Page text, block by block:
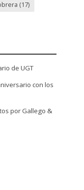
(17)
de UGT
con los
por Gallego &